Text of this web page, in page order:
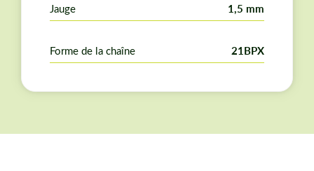
Jauge 1,5 mm
Forme de la chaîne 21BPX